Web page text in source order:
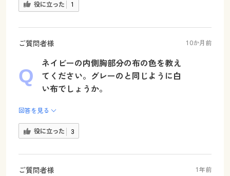
役に立った 1
ご質問者様 10か月前
ネイビーの内側胸部分の布の色を教え
てください。グレーのと同じように白
い布でしょうか。
回答を見る
役に立った 3
ご質問者様 1年前